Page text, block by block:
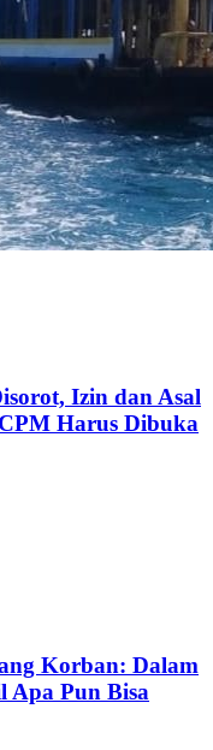
Izin dan Asal
Harus Dibuka
Korban: Dalam
Apa Pun Bisa